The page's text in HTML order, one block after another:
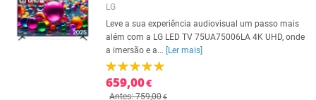
LG
Leve a sua experiência audiovisual um passo mais
além com a LG LED TV 75UA75006LA 4K UHD, onde
a imersão e a...
[Ler mais]
659,00€
Antes: 759,00€